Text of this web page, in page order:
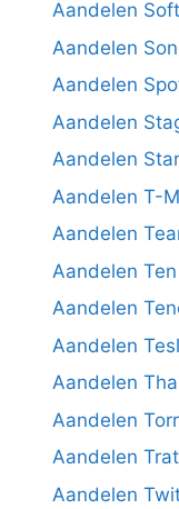
Aandelen
Aandelen
Aandelen
Aandelen
Aandelen
Aandelen T-
Aandelen
Aandelen
Aandelen
Aandelen
Aandelen
Aandelen
Aandelen
Aandelen